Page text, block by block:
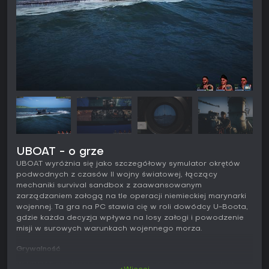
UBOAT - o grze
UBOAT wyróżnia się jako szczegółowy symulator okrętów
podwodnych z czasów II wojny światowej, łączący
mechaniki survival sandbox z zaawansowanym
zarządzaniem załogą na tle operacji niemieckiej marynarki
wojennej. Ta gra na PC stawia cię w roli dowódcy U-Boota,
gdzie każda decyzja wpływa na losy załogi i powodzenie
misji w surowych warunkach wojennego morza.
Grywalność